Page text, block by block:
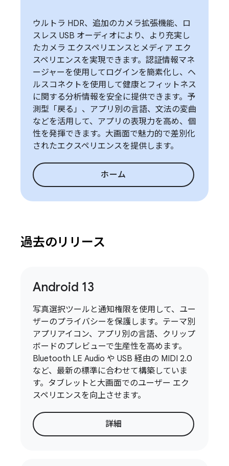
ウルトラ HDR、追加のカメラ拡張機能、ロ
スレス USB オーディオにより、より充実し
たカメラ エクスペリエンスとメディア エク
スペリエンスを実現できます。認証情報マネ
ージャーを使用してログインを簡素化し、ヘ
ルスコネクトを使用して健康とフィットネス
に関する分析情報を安全に提供できます。予
測型「戻る」、アプリ別の言語、文法の変曲
などを活用して、アプリの表現力を高め、個
性を発揮できます。大画面で魅力的で差別化
されたエクスペリエンスを提供します。
ホーム
過去のリリース
Android 13
写真選択ツールと通知権限を使用して、ユー
ザーのプライバシーを保護します。テーマ別
アプリアイコン、アプリ別の言語、クリップ
ボードのプレビューで生産性を高めます。
Bluetooth LE Audio や USB 経由の MIDI 2.0
など、最新の標準に合わせて構築していま
す。タブレットと大画面でのユーザー エク
スペリエンスを向上させます。
詳細